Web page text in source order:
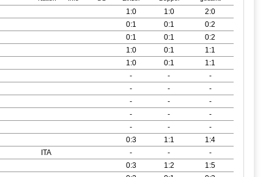
1:0 1:0
2:0
0:1 0:1
0:2
0:1 0:1
0:2
1:0 0:1
1:1
1:0 0:1
1:1
- -
-
- -
-
- -
-
- -
-
- -
-
0:3 1:1
1:4
ITA - -
-
0:3 1:2
1:5